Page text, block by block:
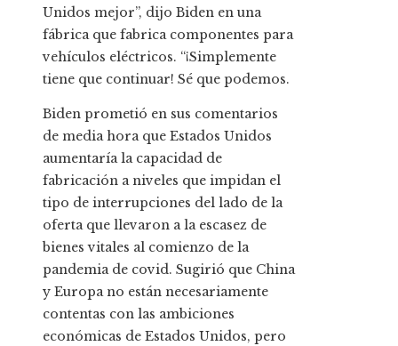
Unidos mejor”, dijo Biden en una
fábrica que fabrica componentes para
vehículos eléctricos. “¡Simplemente
tiene que continuar! Sé que podemos.
Biden prometió en sus comentarios
de media hora que Estados Unidos
aumentaría la capacidad de
fabricación a niveles que impidan el
tipo de interrupciones del lado de la
oferta que llevaron a la escasez de
bienes vitales al comienzo de la
pandemia de covid. Sugirió que China
y Europa no están necesariamente
contentas con las ambiciones
económicas de Estados Unidos, pero